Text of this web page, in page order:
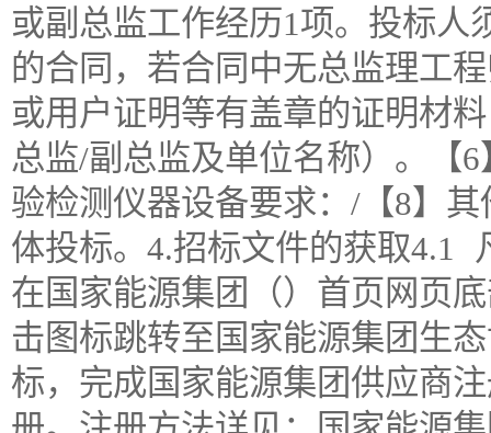
或副总监工作经历1项。投标人
的合同，若合同中无总监理工
或用户证明等有盖章的证明材
总监/副总监及单位名称）。【
验检测仪器设备要求：/【8】
体投标。4.招标文件的获取4.1
在国家能源集团（）首页网页
击图标跳转至国家能源集团生
标，完成国家能源集团供应商